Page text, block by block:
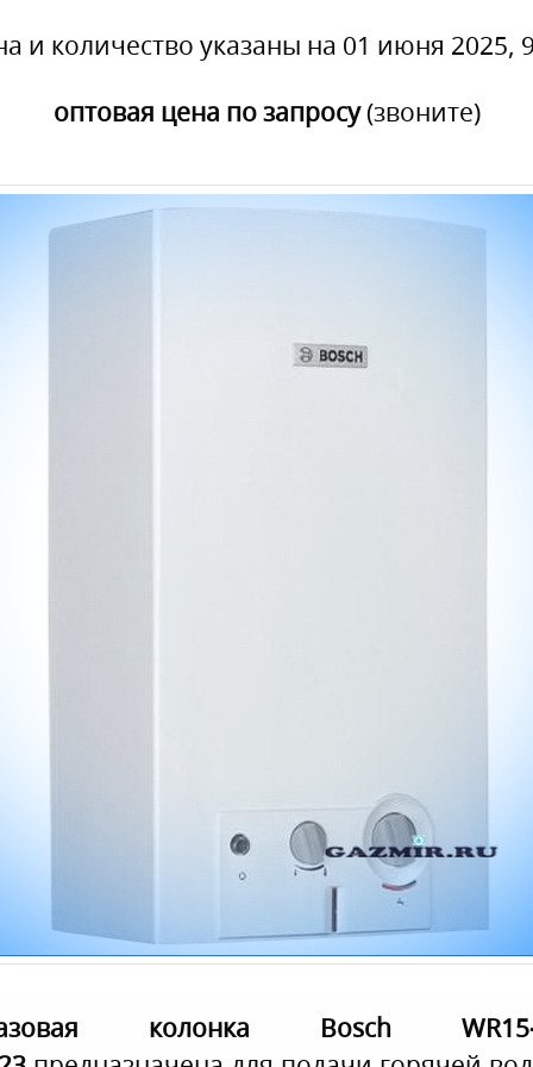
и количество указаны на 01 июня 2025,
оптовая цена по запросу(звоните)
колонка Bosch